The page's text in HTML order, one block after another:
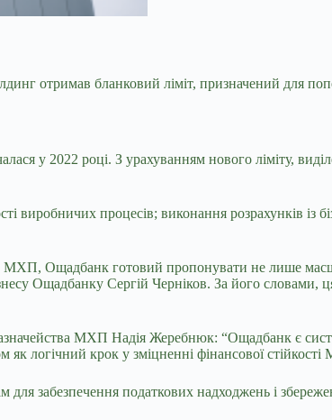
отримав бланковий ліміт, призначений для
у 2022 році. З урахуванням нового ліміту,
виробничих процесів; виконання розрахунків із
Ощадбанк готовий пропонувати не лише
Ощадбанку Сергій Черніков. За його словами,
МХП Надія Жеребнюк: “Ощадбанк є
логічний крок у зміцненні фінансової
забезпечення податкових надходжень і